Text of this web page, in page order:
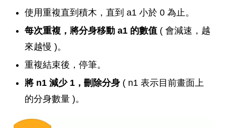
使用重複直到積木，直到 a1 小於 0 為止。
每次重複，將分身移動 a1 的數值 ( 會減速，越
來越慢 )。
重複結束後，停筆。
將 n1 減少 1，刪除分身 ( n1 表示目前畫面上
的分身數量 )。